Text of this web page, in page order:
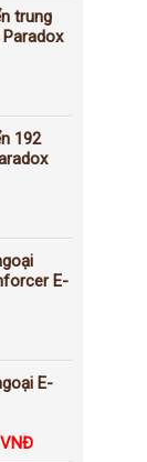
trung
192
E-
E-